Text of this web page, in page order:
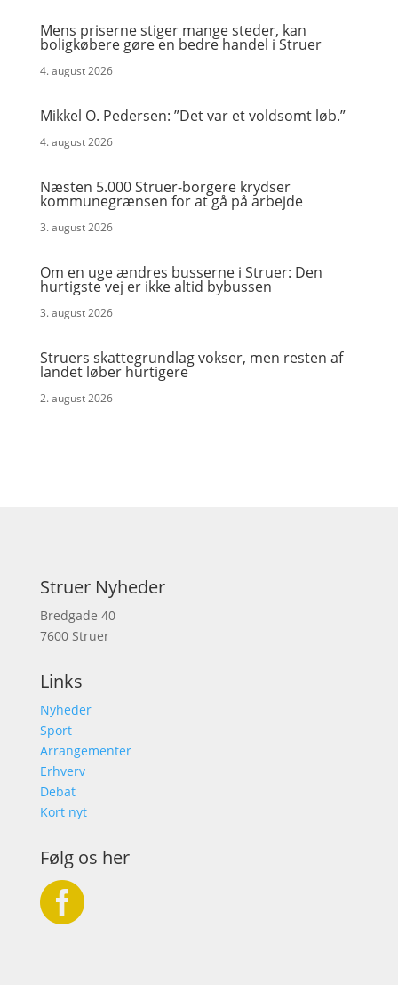
Mens priserne stiger mange steder, kan
boligkøbere gøre en bedre handel i Struer
4. august 2026
Mikkel O. Pedersen: ”Det var et voldsomt løb.”
4. august 2026
Næsten 5.000 Struer-borgere krydser
kommunegrænsen for at gå på arbejde
3. august 2026
Om en uge ændres busserne i Struer: Den
hurtigste vej er ikke altid bybussen
3. august 2026
Struers skattegrundlag vokser, men resten af
landet løber hurtigere
2. august 2026
Struer Nyheder
Bredgade 40
7600 Struer
Links
Nyheder
Sport
Arrangementer
Erhverv
Debat
Kort nyt
Følg os her
